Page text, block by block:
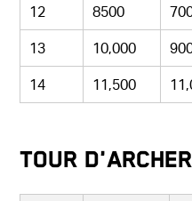
12
8500
13
10,000
14
11,500
Tour